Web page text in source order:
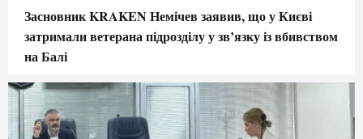
Засновник KRAKEN Немічев заявив, що у Києві
затримали ветерана підрозділу у зв’язку із вбивством
на Балі